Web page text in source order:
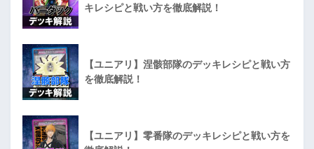
キレシピと戦い方を徹底解説！
【ユニアリ】涅骸部隊のデッキレシピと戦い方
を徹底解説！
【ユニアリ】零番隊のデッキレシピと戦い方を